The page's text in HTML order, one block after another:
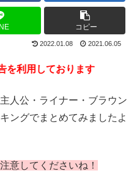
コピー
2022.01.08 2021.06.05
しております
人公・ライナー・ブラウン
ングでまとめてみましたよ
意してくださいね！